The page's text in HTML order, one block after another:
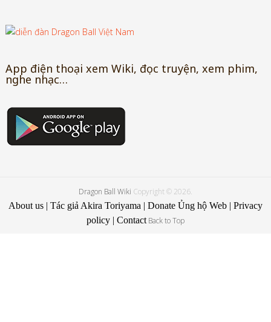
App điện thoại xem Wiki, đọc truyện, xem phim,
nghe nhạc…
Dragon Ball Wiki Copyright © 2026.
About us| Tác giả Akira Toriyama| Donate Ủng hộ Web| Privacy
policy| Contact Back to Top